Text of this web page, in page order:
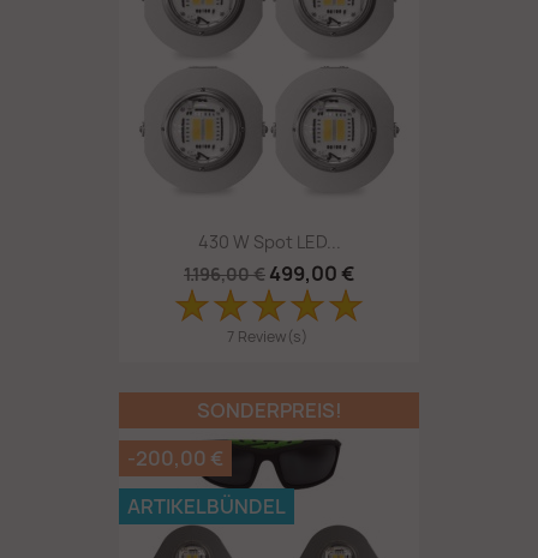
430 W Spot LED...
1.196,00 € 499,00 €
7 Review(s)
SONDERPREIS!
-200,00 €
ARTIKELBÜNDEL